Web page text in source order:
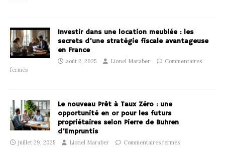
Investir dans une location meublée : les
secrets d’une stratégie fiscale avantageuse
en France
août 2, 2025 Lionel Maraber
Commentaires
fermés
Le nouveau Prêt à Taux Zéro : une
opportunité en or pour les futurs
propriétaires selon Pierre de Buhren
d’Empruntis
juillet 29, 2025 Lionel Maraber Commentaires fermés